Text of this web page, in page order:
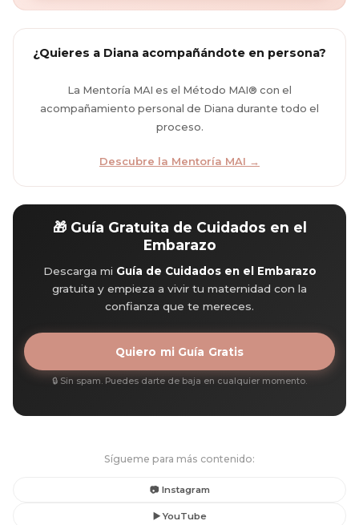
¿Quieres a Diana acompañándote en persona?
La Mentoría MAI es el Método MAI® con el
acompañamiento personal de Diana durante todo el
proceso.
Descubre la Mentoría MAI →
🎁 Guía Gratuita de Cuidados en el
Embarazo
Descarga mi Guía de Cuidados en el Embarazo
gratuita y empieza a vivir tu maternidad con la
confianza que te mereces.
Quiero mi Guía Gratis
🔒 Sin spam. Puedes darte de baja en cualquier momento.
Sígueme para más contenido:
📷 Instagram
▶️ YouTube